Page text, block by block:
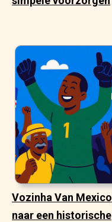
Vozinha Van Mexico
naar een historische